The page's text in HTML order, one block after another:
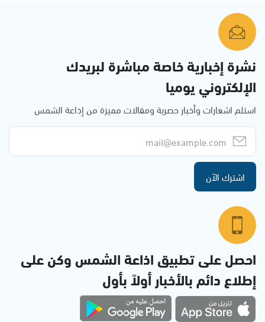
نشرة إخبارية خاصة مباشرة لبريدك
الإلكتروني يوميا
استلم اشعارات وأخبار حصرية ومقالات مميزة من إذاعة الشمس
اشترك الآن
احصل على تطبيق اذاعة الشمس وكن على
إطلاع دائم بالأخبار أولاً بأول